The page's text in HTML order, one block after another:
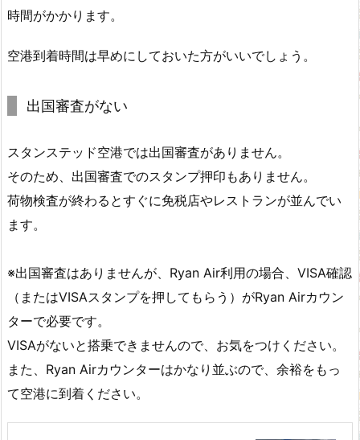
時間がかかります。
空港到着時間は早めにしておいた方がいいでしょう。
出国審査がない
スタンステッド空港では出国審査がありません。
そのため、出国審査でのスタンプ押印もありません。
荷物検査が終わるとすぐに免税店やレストランが並んでい
ます。
※出国審査はありませんが、Ryan Air利用の場合、VISA確認
（またはVISAスタンプを押してもらう）がRyan Airカウン
ターで必要です。
VISAがないと搭乗できませんので、お気をつけください。
また、Ryan Airカウンターはかなり並ぶので、余裕をもっ
て空港に到着ください。